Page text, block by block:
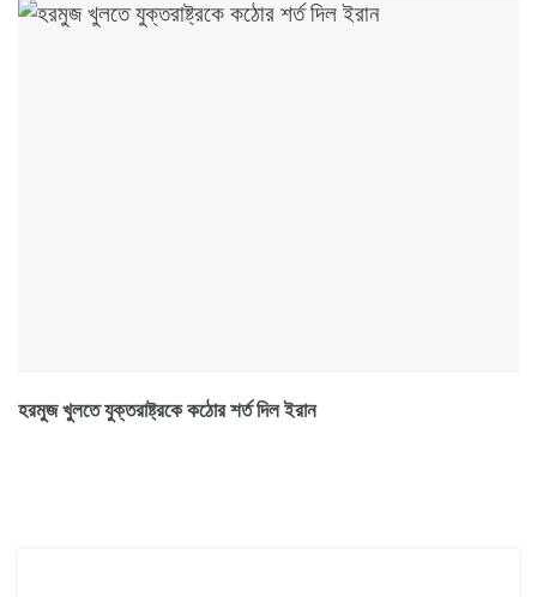
হরমুজ খুলতে যুক্তরাষ্ট্রকে কঠোর শর্ত দিল ইরান